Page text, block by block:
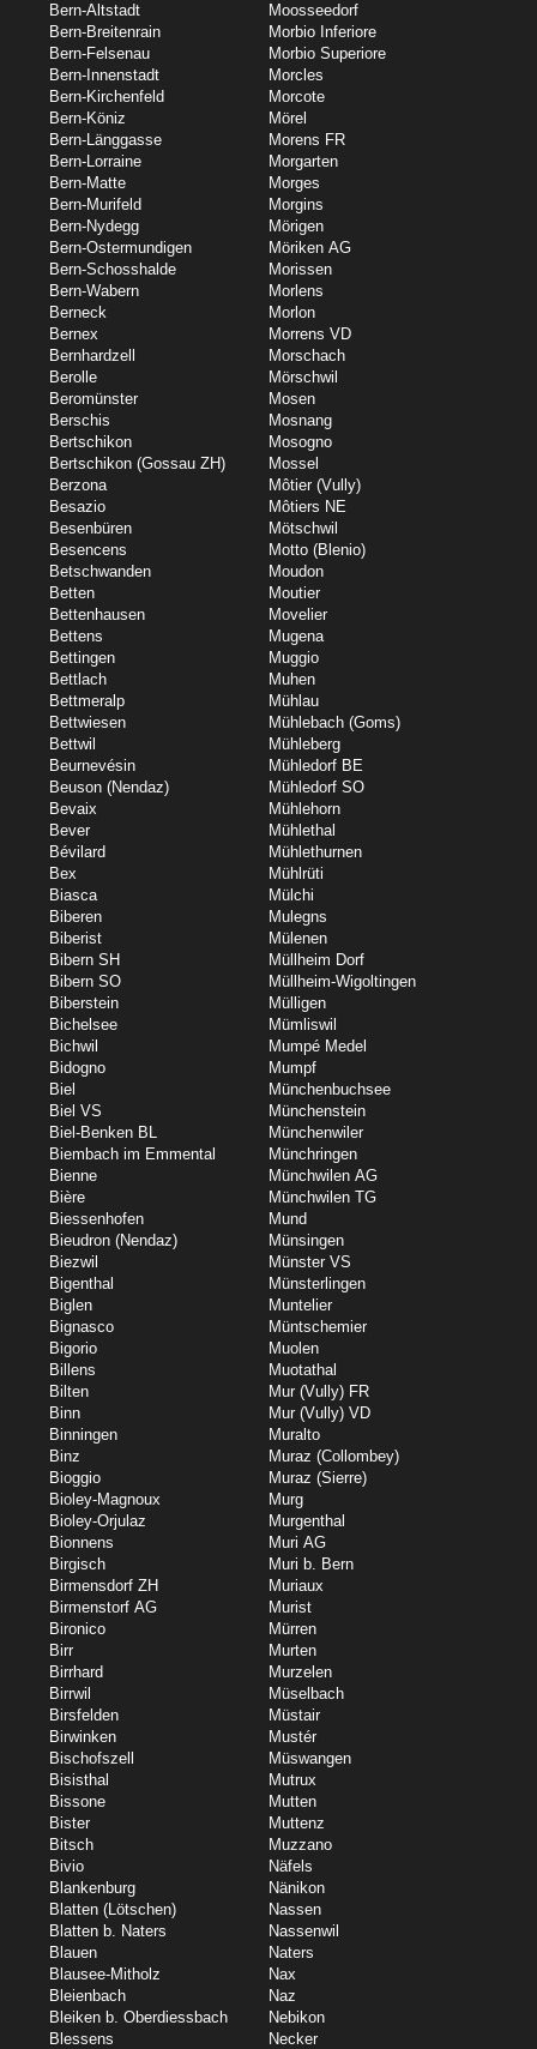
Bern-Altstadt
Bern-Breitenrain
Bern-Felsenau
Bern-Innenstadt
Bern-Kirchenfeld
Bern-Köniz
Bern-Länggasse
Bern-Lorraine
Bern-Matte
Bern-Murifeld
Bern-Nydegg
Bern-Ostermundigen
Bern-Schosshalde
Bern-Wabern
Berneck
Bernex
Bernhardzell
Berolle
Beromünster
Berschis
Bertschikon
Bertschikon (Gossau ZH)
Berzona
Besazio
Besenbüren
Besencens
Betschwanden
Betten
Bettenhausen
Bettens
Bettingen
Bettlach
Bettmeralp
Bettwiesen
Bettwil
Beurnevésin
Beuson (Nendaz)
Bevaix
Bever
Bévilard
Bex
Biasca
Biberen
Biberist
Bibern SH
Bibern SO
Biberstein
Bichelsee
Bichwil
Bidogno
Biel
Biel VS
Biel-Benken BL
Biembach im Emmental
Bienne
Bière
Biessenhofen
Bieudron (Nendaz)
Biezwil
Bigenthal
Biglen
Bignasco
Bigorio
Billens
Bilten
Binn
Binningen
Binz
Bioggio
Bioley-Magnoux
Bioley-Orjulaz
Bionnens
Birgisch
Birmensdorf ZH
Birmenstorf AG
Bironico
Birr
Birrhard
Birrwil
Birsfelden
Birwinken
Bischofszell
Bisisthal
Bissone
Bister
Bitsch
Bivio
Blankenburg
Blatten (Lötschen)
Blatten b. Naters
Blauen
Blausee-Mitholz
Bleienbach
Bleiken b. Oberdiessbach
Blessens
Moosseedorf
Morbio Inferiore
Morbio Superiore
Morcles
Morcote
Mörel
Morens FR
Morgarten
Morges
Morgins
Mörigen
Möriken AG
Morissen
Morlens
Morlon
Morrens VD
Morschach
Mörschwil
Mosen
Mosnang
Mosogno
Mossel
Môtier (Vully)
Môtiers NE
Mötschwil
Motto (Blenio)
Moudon
Moutier
Movelier
Mugena
Muggio
Muhen
Mühlau
Mühlebach (Goms)
Mühleberg
Mühledorf BE
Mühledorf SO
Mühlehorn
Mühlethal
Mühlethurnen
Mühlrüti
Mülchi
Mulegns
Mülenen
Müllheim Dorf
Müllheim-Wigoltingen
Mülligen
Mümliswil
Mumpé Medel
Mumpf
Münchenbuchsee
Münchenstein
Münchenwiler
Münchringen
Münchwilen AG
Münchwilen TG
Mund
Münsingen
Münster VS
Münsterlingen
Muntelier
Müntschemier
Muolen
Muotathal
Mur (Vully) FR
Mur (Vully) VD
Muralto
Muraz (Collombey)
Muraz (Sierre)
Murg
Murgenthal
Muri AG
Muri b. Bern
Muriaux
Murist
Mürren
Murten
Murzelen
Müselbach
Müstair
Mustér
Müswangen
Mutrux
Mutten
Muttenz
Muzzano
Näfels
Nänikon
Nassen
Nassenwil
Naters
Nax
Naz
Nebikon
Necker